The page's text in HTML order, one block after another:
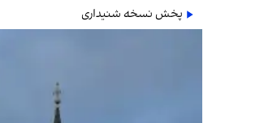
پخش نسخه شنیداری